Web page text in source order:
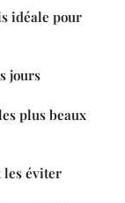
idéale pour
jours
plus beaux
les éviter